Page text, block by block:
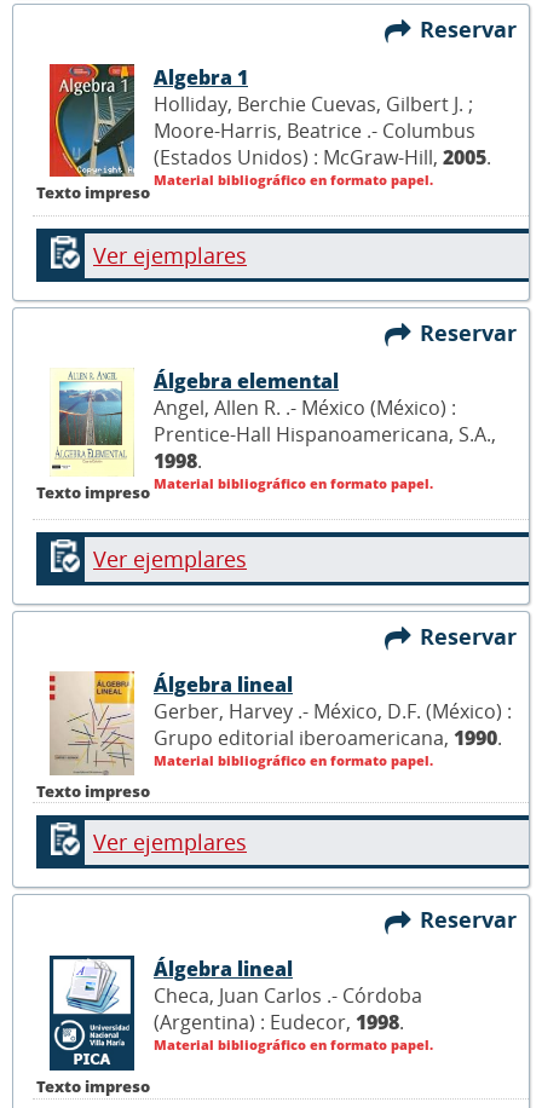
Reservar
Texto impreso
Algebra 1
Holliday, Berchie Cuevas, Gilbert J. ;
Moore-Harris, Beatrice .- Columbus
(Estados Unidos) : McGraw-Hill, 2005.
Material bibliográfico en formato papel.
Ver ejemplares
Reservar
Texto impreso
Álgebra elemental
Angel, Allen R. .- México (México) :
Prentice-Hall Hispanoamericana, S.A.,
1998.
Material bibliográfico en formato papel.
Ver ejemplares
Reservar
Texto impreso
Álgebra lineal
Gerber, Harvey .- México, D.F. (México) :
Grupo editorial iberoamericana, 1990.
Material bibliográfico en formato papel.
Ver ejemplares
Reservar
Texto impreso
Álgebra lineal
Checa, Juan Carlos .- Córdoba
(Argentina) : Eudecor, 1998.
Material bibliográfico en formato papel.